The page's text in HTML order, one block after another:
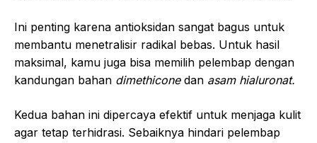
Ini penting karena antioksidan sangat bagus untuk
membantu menetralisir radikal bebas. Untuk hasil
maksimal, kamu juga bisa memilih pelembap dengan
kandungan bahan dimethicone dan asam hialuronat.
Kedua bahan ini dipercaya efektif untuk menjaga kulit
agar tetap terhidrasi. Sebaiknya hindari pelembap